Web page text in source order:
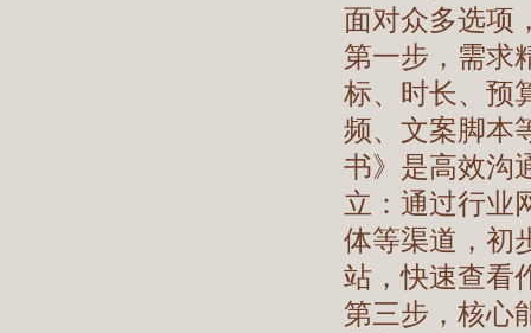
面对众多选项
第一步，需求
标、时长、预
频、文案脚本
书》是高效沟
立：通过行业
体等渠道，初
站，快速查看
第三步，核心